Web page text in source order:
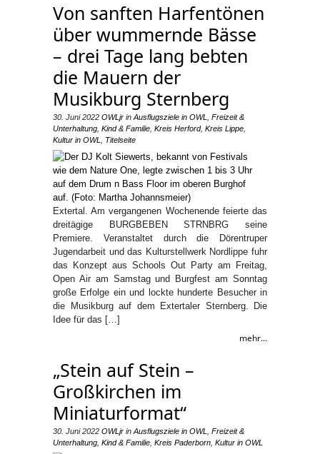
Von sanften Harfentönen
über wummernde Bässe
– drei Tage lang bebten
die Mauern der
Musikburg Sternberg
30. Juni 2022 OWLjr in Ausflugsziele in OWL
Freizeit &
Unterhaltung Kind & Familie Kreis Herford, Kreis Lippe
Kultur in OWL
Titelseite
Extertal. Am vergangenen Wochenende feierte das
dreitägige BURGBEBEN STRNBRG seine
Premiere. Veranstaltet durch die Dörentruper
Jugendarbeit und das Kulturstellwerk Nordlippe fuhr
das Konzept aus Schools Out Party am Freitag,
Open Air am Samstag und Burgfest am Sonntag
große Erfolge ein und lockte hunderte Besucher in
die Musikburg auf dem Extertaler Sternberg. Die
Idee für das […]
mehr...
„Stein auf Stein –
Großkirchen im
Miniaturformat“
30. Juni 2022 OWLjr in Ausflugsziele in OWL
Freizeit &
Unterhaltung Kind & Familie Kreis Paderborn Kultur in OWL